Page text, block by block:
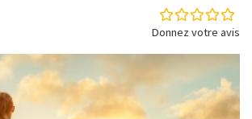
Donnez votre avis